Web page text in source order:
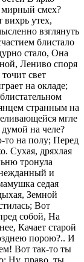
мирный смех?
утех,
взглянуть
блистало
стало, Она
Лениво споря
свет
на окладе;
странным на
мгле
на челе?
то на полу; Перед
Сухая, дряхлая
тронула
нежданный и
седая
Земной
Вот
собой, На
Качает старой
порою?.. И
Вот так-то ты
Ну, право, ты